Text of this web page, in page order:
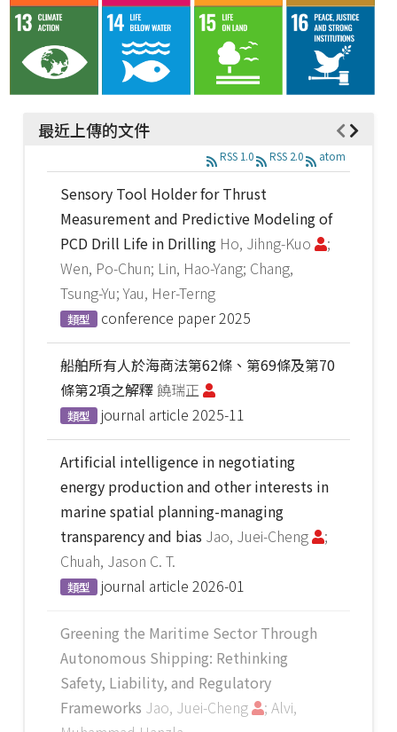
最近上傳的文件
RSS 1.0 RSS 2.0 atom
Sensory Tool Holder for Thrust
Measurement and Predictive Modeling of
PCD Drill Life in Drilling Ho, Jihng-Kuo
;
Wen, Po-Chun; Lin, Hao-Yang; Chang,
Tsung-Yu; Yau, Her-Terng
類型 conference paper2025
船舶所有人於海商法第62條、第69條及第70
條第2項之解釋饒瑞正
類型 journal article 2025-11
Artificial intelligence in negotiating
energy production and other interests in
marine spatial planning-managing
transparency and bias Jao, Juei-Cheng
;
Chuah, Jason C. T.
類型 journal article 2026-01
Greening the Maritime Sector Through
Autonomous Shipping: Rethinking
Safety, Liability, and Regulatory
Frameworks Jao, Juei-Cheng
; Alvi,